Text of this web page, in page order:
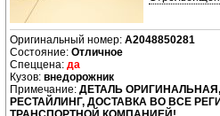
A2048850281
Отличное
да
внедорожник
ДЕТАЛЬ
РЕСТАЙЛИНГ, ДОСТАВКА ВО ВСЕ